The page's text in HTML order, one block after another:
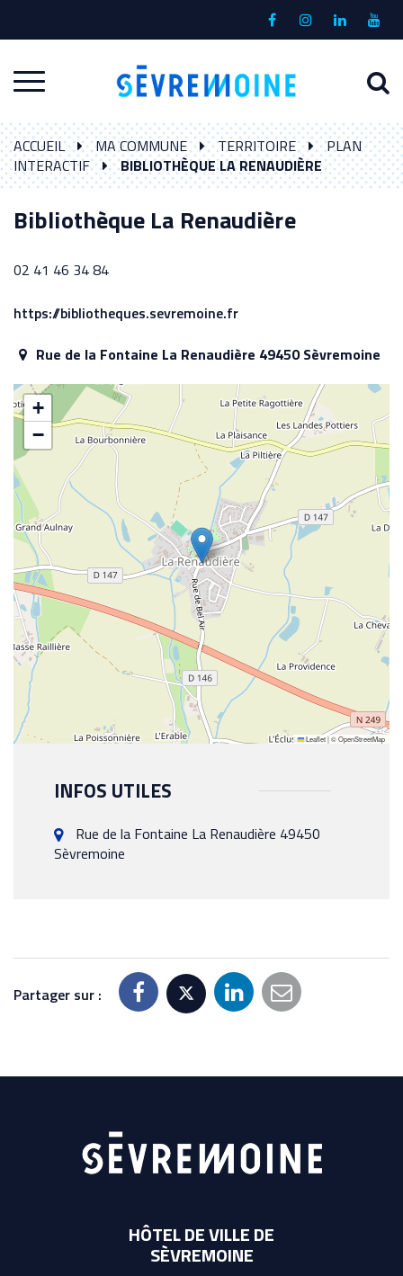
Lien
compte
Lien
Lien
compte
Lien
la
Aller
à
la
navigation
à
ACCUEIL MA COMMUNE TERRITOIRE
PLAN
INTERACTIF
BIBLIOTHÈQUE LA RENAUDIÈRE
Bibliothèque La Renaudière
02 41 46 34 84
https://bibliotheques.sevremoine.fr
Rue de la Fontaine La Renaudière 49450 Sèvremoine
+
−
Leaflet|©OpenStreetMap
INFOS UTILES
Rue de la Fontaine La Renaudière 49450
Sèvremoine
Partager sur :
HÔTEL DE VILLE DE
SÈVREMOINE